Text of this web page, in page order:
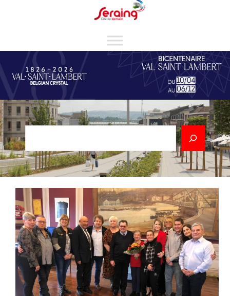
Rechercher
Cookies management panel